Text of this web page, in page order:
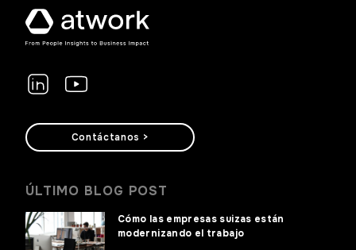
Contáctanos >
ÚLTIMO BLOG POST
Cómo las empresas suizas están
modernizando el trabajo